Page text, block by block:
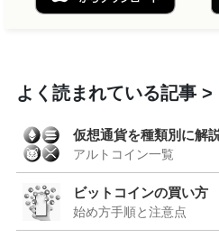
よく読まれている記事
仮想通貨を種類別に解
アルトコイン一覧
ビットコインの買い方
始め方手順と注意点